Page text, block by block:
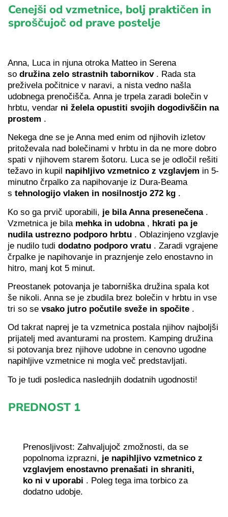
Cenejši od vzmetnice, bolj praktičen in
sproščujoč od prave postelje
Anna, Luca in njuna otroka Matteo in Serena
so družina zelo strastnih tabornikov. Rada sta
preživela počitnice v naravi, a nista vedno našla
udobnega prenočišča. Anna je trpela zaradi bolečin v
hrbtu, vendar ni želela opustiti svojih dogodivščin na
prostem .
Nekega dne se je Anna med enim od njihovih izletov
pritoževala nad bolečinami v hrbtu in da ne more dobro
spati v njihovem starem šotoru. Luca se je odločil rešiti
težavo in kupil napihljivo vzmetnico z vzglavjem in 5-
minutno črpalko za napihovanje iz Dura-Beama
s tehnologijo vlaken in nosilnostjo 272 kg .
Ko so ga prvič uporabili, je bila Anna presenečena.
Vzmetnica je bila mehka in udobna, hkrati pa je
nudila ustrezno podporo hrbtu . Oblazinjeno vzglavje
je nudilo tudi dodatno podporo vratu . Zaradi vgrajene
črpalke je napihovanje in praznjenje zelo enostavno in
hitro, manj kot 5 minut.
Preostanek potovanja je taborniška družina spala kot
še nikoli. Anna se je zbudila brez bolečin v hrbtu in vse
tri so se vsako jutro počutile sveže in spočite .
Od takrat naprej je ta vzmetnica postala njihov najboljši
prijatelj med avanturami na prostem. Kamping družina
si potovanja brez njihove udobne in cenovno ugodne
napihljive vzmetnice ni mogla več predstavljati.
To je tudi posledica naslednjih dodatnih ugodnosti!
PREDNOST 1
Prenosljivost: Zahvaljujoč zmožnosti, da se
popolnoma izprazni, je napihljivo vzmetnico z
vzglavjem enostavno prenašati in shraniti,
ko ni v uporabi . Poleg tega ima torbico za
dodatno udobje.